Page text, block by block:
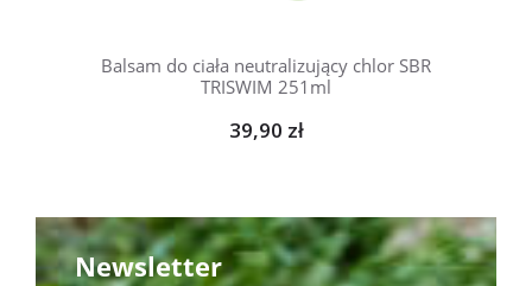
Balsam do ciała neutralizujący chlor SBR
TRISWIM 251ml
39,90 zł
Newsletter